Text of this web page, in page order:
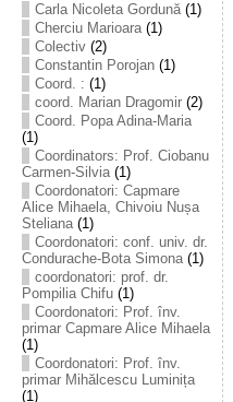
Carla Nicoleta Gordună(1)
Cherciu Marioara(1)
Colectiv(2)
Constantin Porojan(1)
Coord. : (1)
coord. Marian Dragomir(2)
Coord. Popa Adina-Maria
(1)
Coordinators: Prof. Ciobanu
Carmen-Silvia(1)
Coordonatori: Capmare
Alice Mihaela, Chivoiu Nușa
Steliana(1)
Coordonatori: conf. univ. dr.
Condurache-Bota Simona(1)
coordonatori: prof. dr.
Pompilia Chifu(1)
Coordonatori: Prof. înv.
primar Capmare Alice Mihaela
(1)
Coordonatori: Prof. înv.
primar Mihălcescu Luminița
(1)